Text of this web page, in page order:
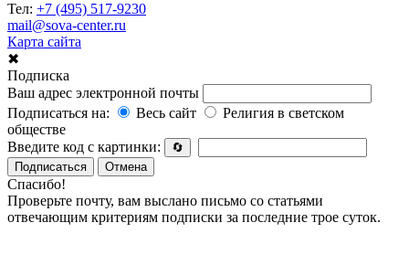
Тел: +7 (495) 517-9230
mail@sova-center.ru
Карта сайта
✖
Подписка
Ваш адрес электронной почты
Подписаться на:
Весь сайт
Религия в светском
обществе
Введите код с картинки:
🔄
Подписаться
Отмена
Спасибо!
Проверьте почту, вам выслано письмо со статьями
отвечающим критериям подписки за последние трое суток.